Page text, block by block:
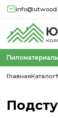
ГлавнаяКаталог